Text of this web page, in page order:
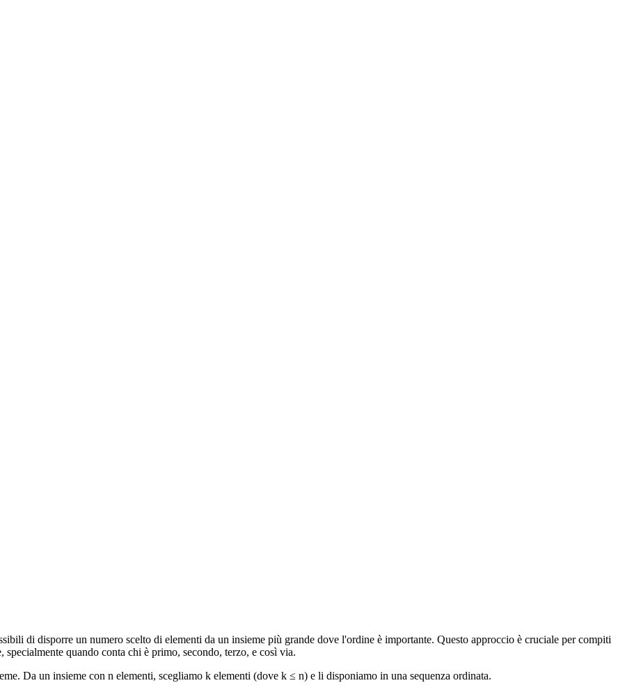
di disporre un numero scelto di elementi da un insieme più grande dove l'ordine è importante. Questo approccio è cruciale per compiti
quando conta chi è primo, secondo, terzo, e così via.
Da un insieme con n elementi, scegliamo k elementi (dove k ≤ n) e li disponiamo in una sequenza ordinata.